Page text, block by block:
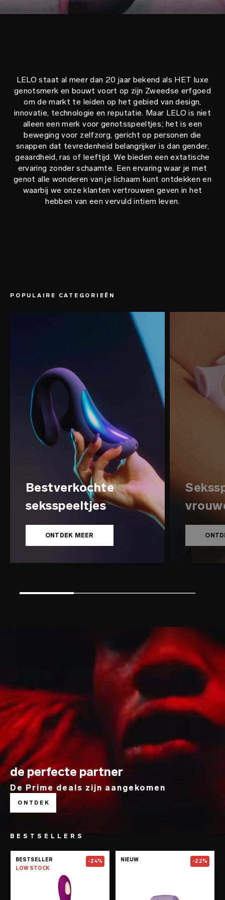
LELO staat al meer dan 20 jaar bekend als HET luxe
genotsmerk en bouwt voort op zijn Zweedse erfgoed
om de markt te leiden op het gebied van design,
innovatie, technologie en reputatie. Maar LELO is niet
alleen een merk voor genotsspeeltjes; het is een
beweging voor zelfzorg, gericht op personen die
snappen dat tevredenheid belangrijker is dan gender,
geaardheid, ras of leeftijd. We bieden een extatische
ervaring zonder schaamte. Een ervaring waar je met
genot alle wonderen van je lichaam kunt ontdekken en
waarbij we onze klanten vertrouwen geven in het
hebben van een vervuld intiem leven.
POPULAIRE CATEGORIEËN
Bestverkochte
seksspeeltjes
ONTDEK MEER
de perfecte partner
De Prime deals zijn aangekomen
ONTDEK
BESTSELLERS
Go to theSORAYA Wave™
BESTSELLER
LOW STOCK
-24% Go to the
NIEUW -22%